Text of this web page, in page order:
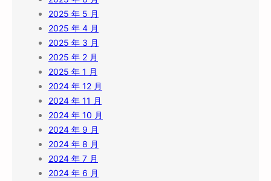
2025 年 5 月
2025 年 4 月
2025 年 3 月
2025 年 2 月
2025 年 1 月
2024 年 12 月
2024 年 11 月
2024 年 10 月
2024 年 9 月
2024 年 8 月
2024 年 7 月
2024 年 6 月